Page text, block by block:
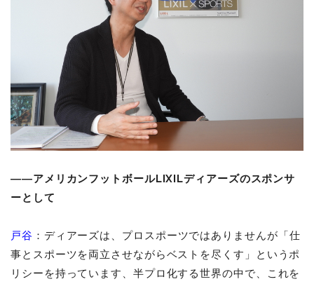
――アメリカンフットボールLIXILディアーズのスポンサ
ーとして
戸谷 ：ディアーズは、プロスポーツではありませんが「仕
事とスポーツを両立させながらベストを尽くす」というポ
リシーを持っています、半プロ化する世界の中で、これを